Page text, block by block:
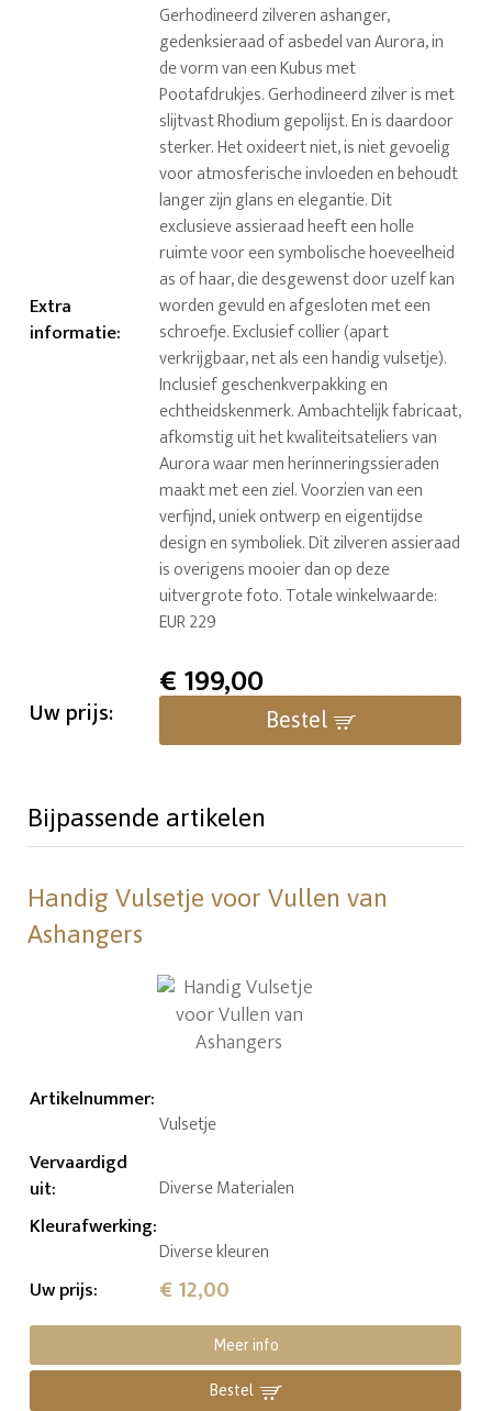
Extra
informatie:
Gerhodineerd zilveren ashanger,
gedenksieraad of asbedel van Aurora, in
de vorm van een Kubus met
Pootafdrukjes. Gerhodineerd zilver is met
slijtvast Rhodium gepolijst. En is daardoor
sterker. Het oxideert niet, is niet gevoelig
voor atmosferische invloeden en behoudt
langer zijn glans en elegantie. Dit
exclusieve assieraad heeft een holle
ruimte voor een symbolische hoeveelheid
as of haar, die desgewenst door uzelf kan
worden gevuld en afgesloten met een
schroefje. Exclusief collier (apart
verkrijgbaar, net als een handig vulsetje).
Inclusief geschenkverpakking en
echtheidskenmerk. Ambachtelijk fabricaat,
afkomstig uit het kwaliteitsateliers van
Aurora waar men herinneringssieraden
maakt met een ziel. Voorzien van een
verfijnd, uniek ontwerp en eigentijdse
design en symboliek. Dit zilveren assieraad
is overigens mooier dan op deze
uitvergrote foto. Totale winkelwaarde:
EUR 229
Uw prijs:
€199,00
Bestel
Bijpassende artikelen
Handig Vulsetje voor Vullen van
Ashangers
Artikelnummer:
Vulsetje
Vervaardigd
uit: Diverse Materialen
Kleurafwerking:
Diverse kleuren
Uw prijs: € 12,00
Meer info
Bestel